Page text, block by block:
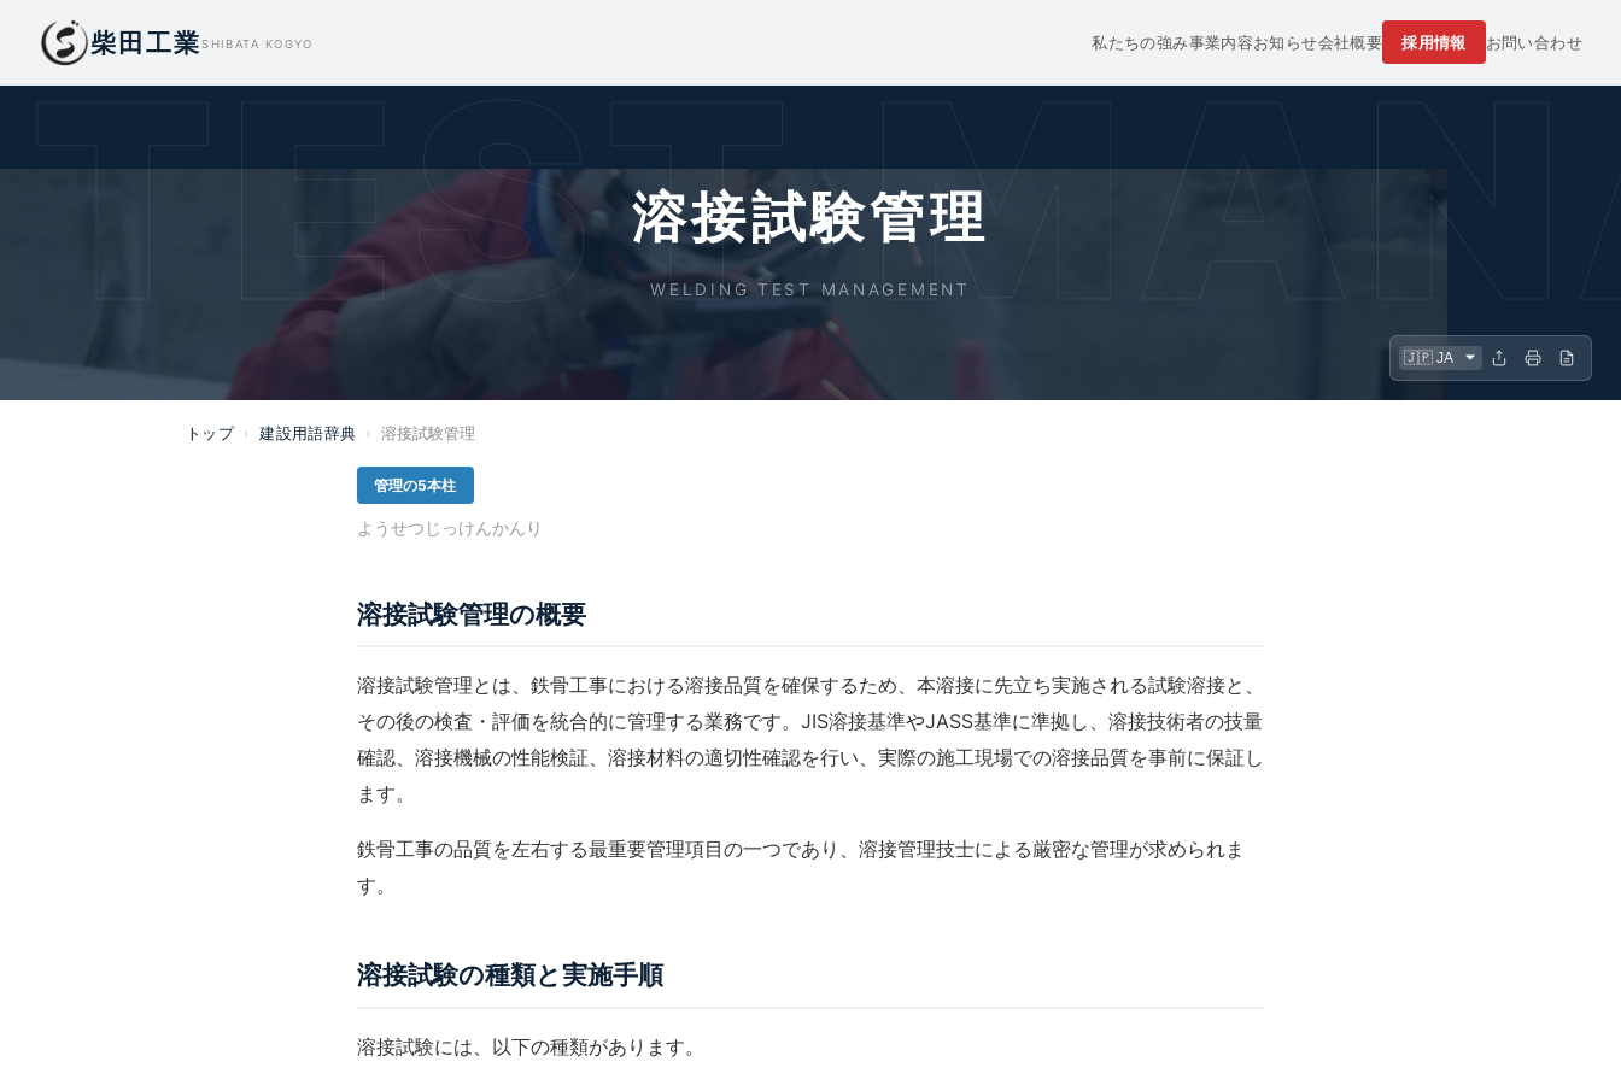
柴田工業SHIBATA KOGYO 私たちの強み事業内容お知らせ会社概要 採用情報 お問い合わせ
溶接試験管理
WELDING TEST MANAGEMENT
トップ › 建設用語辞典 › 溶接試験管理
管理の5本柱
ようせつじっけんかんり
溶接試験管理の概要
溶接試験管理とは、鉄骨工事における溶接品質を確保するため、本溶接に先立ち実施される試験溶接と、
その後の検査・評価を統合的に管理する業務です。 JIS溶接基準やJASS基準に準拠し、溶接技術者の技量
確認、溶接機械の性能検証、溶接材料の適切性確認を行い、実際の施工現場での溶接品質を事前に保証し
ます。
鉄骨工事の品質を左右する最重要管理項目の一つであり、 溶接管理技士による厳密な管理が求められま
す。
溶接試験の種類と実施手順
溶接試験には、以下の種類があります。